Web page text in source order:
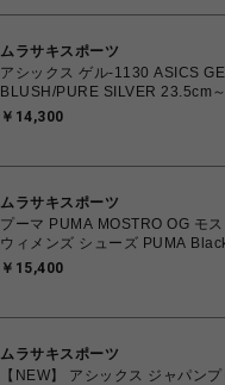
ムラサキスポーツ
アシックス ゲル-1130 ASICS
BLUSH/PURE SILVER 23.5cm
1203A609.700 4571633242793
￥14,300
ムラサキスポーツ
プーマ PUMA MOSTRO OG モ
ウィメンズ シューズ PUMA Black-PUMA Silver
23.0cm～25.0㎝ 397330_17
￥15,400
ムラサキスポーツ
【NEW】 アシックス ジャパン